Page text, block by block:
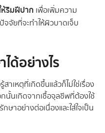
ริมฝีปาก เพื่อเพิ่มความ
จัยที่จะทำให้ผิวบาดเจ็บ
ด้อย่างไร
าเหตุที่เกิดขึ้นแล้วก็ไม่ใช่เรื่อง
นั้นเกิดจากเชื้อจุลชีพที่ต้องใช้
ษาอย่างต่อเนื่องและใส่ใจเป็น